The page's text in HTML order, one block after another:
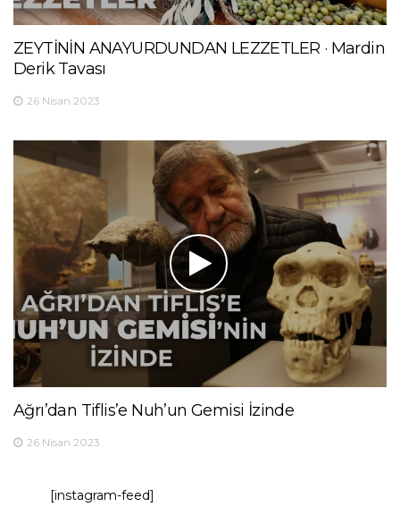
ZEYTİNİN ANAYURDUNDAN LEZZETLER · Mardin
Derik Tavası
26 Nisan 2023
Ağrı’dan Tiflis’e Nuh’un Gemisi İzinde
26 Nisan 2023
[instagram-feed]